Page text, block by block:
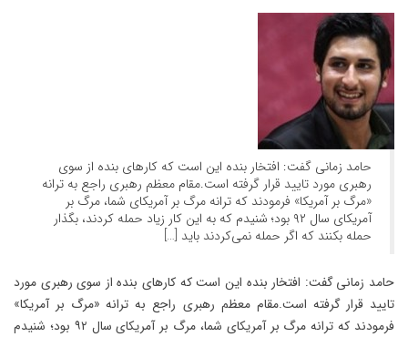
حامد زمانی گفت: افتخار بنده این است که کارهای بنده از سوی
رهبری مورد تایید قرار گرفته است.مقام معظم رهبری راجع به ترانه
«مرگ بر آمریکا» فرمودند که ترانه مرگ بر آمریکای شما، مرگ بر
آمریکای سال ۹۲ بود؛ شنیدم که به این کار زیاد حمله کردند، بگذار
حمله بکنند که اگر حمله نمی‌کردند باید […]
حامد زمانی گفت: افتخار بنده این است که کارهای بنده از سوی رهبری مورد
تایید قرار گرفته است.مقام معظم رهبری راجع به ترانه «مرگ بر آمریکا»
فرمودند که ترانه مرگ بر آمریکای شما، مرگ بر آمریکای سال ۹۲ بود؛ شنیدم